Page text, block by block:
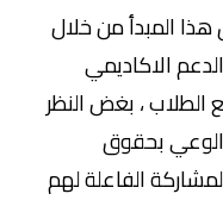
المبدأ من خلال
الاكاديمي
الطلاب ، بغض النظر
الوعي بحقوق
الفاعلة لهم